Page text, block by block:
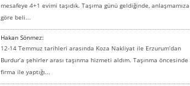
mesafeye 4+1 evimi taşıdık. Taşıma günü geldiğinde, anlaşmamıza
göre beli...
Hakan Sönmez:
12-14 Temmuz tarihleri arasında Koza Nakliyat ile Erzurum’dan
Burdur’a şehirler arası taşınma hizmeti aldım. Taşınma öncesinde
firma ile yaptığı...